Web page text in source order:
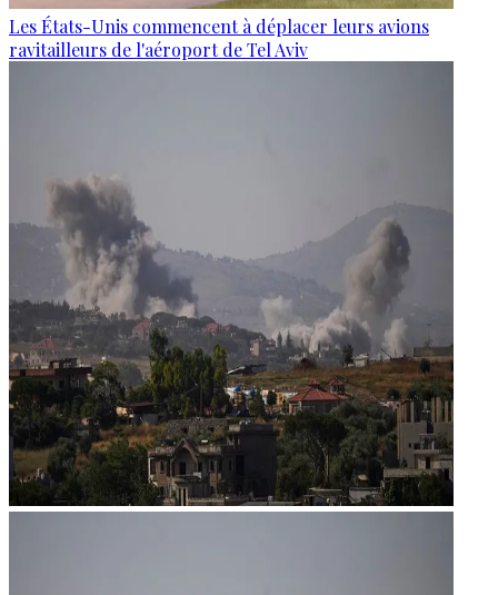
Les États-Unis commencent à déplacer leurs avions
ravitailleurs de l'aéroport de Tel Aviv